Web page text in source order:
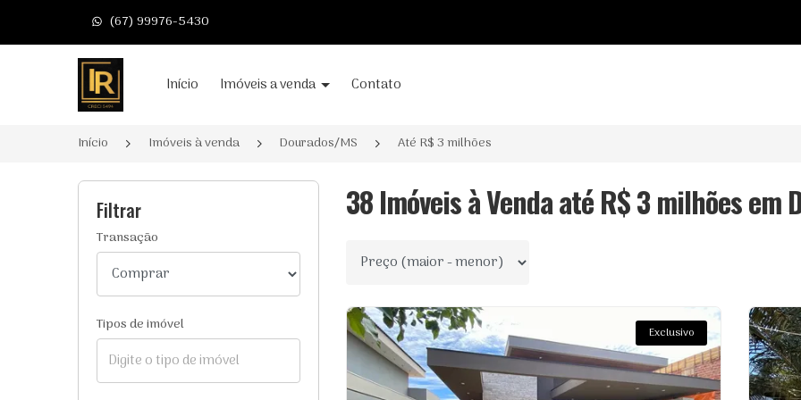
(67) 99976-5430
Página inicialInício Imóveis a venda Contato
Início Imóveis à venda Dourados/MS Até R$ 3 milhões
Filtrar
Transação
Tipos de imóvel
38 Imóveis à Venda até R$ 3 milhões em
Ordenar por
Exclusivo